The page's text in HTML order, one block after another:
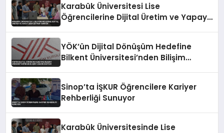
Karabük Üniversitesi Lise
Öğrencilerine Dijital Üretim ve Yapay
YÖK’ün Dijital Dönüşüm Hedefine
Bilkent Üniversitesi’nden Bilişim
Sinop’ta İŞKUR Öğrencilere Kariyer
Rehberliği Sunuyor
Karabük Üniversitesinde Lise